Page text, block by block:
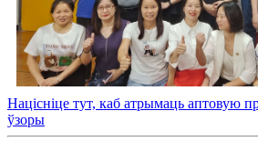
Націсніце тут, каб атрымаць аптовую
ўзоры